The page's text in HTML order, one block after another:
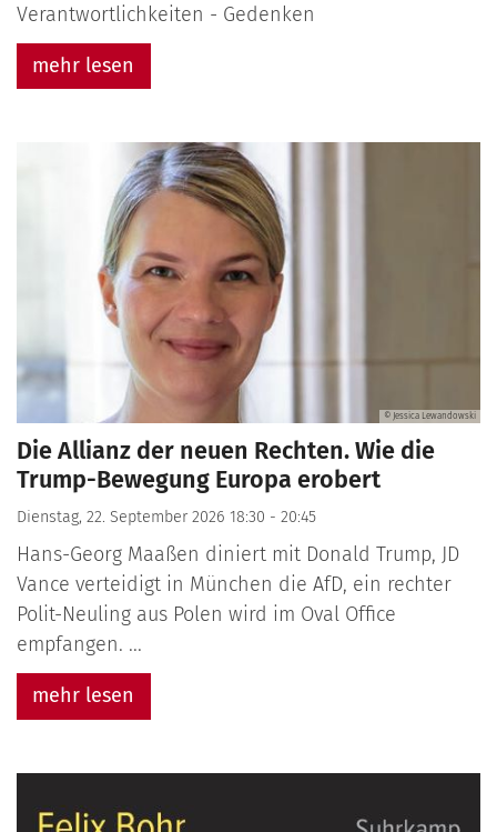
Verantwortlichkeiten - Gedenken
mehr lesen
© Jessica Lewandowski
Die Allianz der neuen Rechten. Wie die
Trump-Bewegung Europa erobert
Dienstag, 22. September 2026 18:30 - 20:45
Hans-Georg Maaßen diniert mit Donald Trump, JD
Vance verteidigt in München die AfD, ein rechter
Polit-Neuling aus Polen wird im Oval Office
empfangen. ...
mehr lesen